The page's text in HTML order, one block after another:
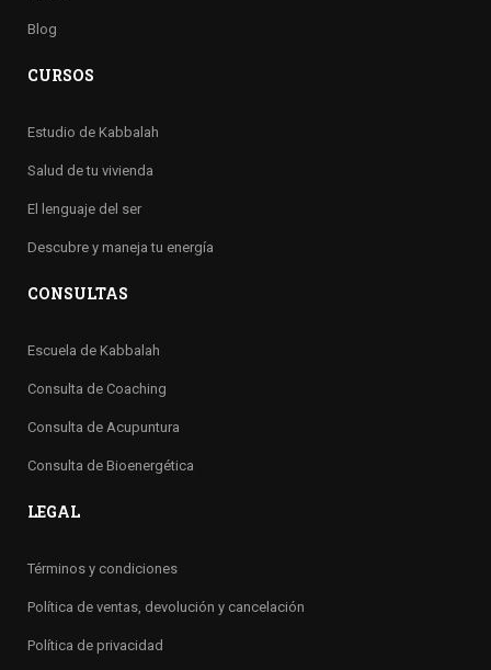
Blog
CURSOS
Estudio de Kabbalah
Salud de tu vivienda
El lenguaje del ser
Descubre y maneja tu energía
CONSULTAS
Escuela de Kabbalah
Consulta de Coaching
Consulta de Acupuntura
Consulta de Bioenergética
LEGAL
Términos y condiciones
Política de ventas, devolución y cancelación
Política de privacidad